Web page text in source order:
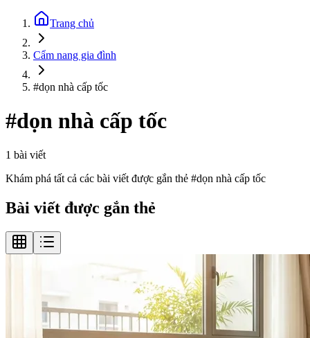
Trang chủ
Cẩm nang gia đình
#dọn nhà cấp tốc
#dọn nhà cấp tốc
1 bài viết
Khám phá tất cả các bài viết được gắn thẻ #dọn nhà cấp tốc
Bài viết được gắn thẻ